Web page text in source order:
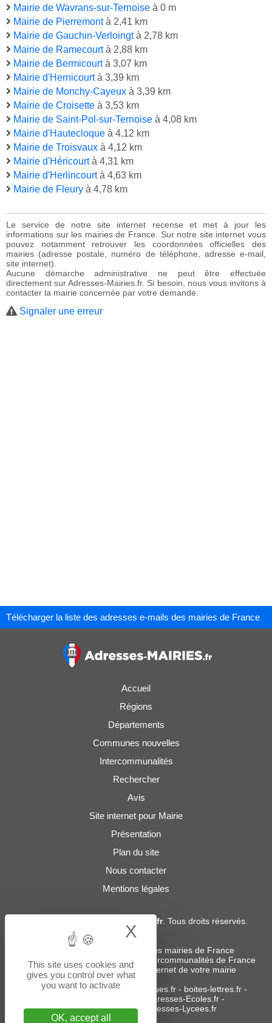
Mairie de Wavrans-sur-Ternoise à 0 m
Mairie de Pierremontà 2,41 km
Mairie de Gauchin-Verloingtà 2,78 km
Mairie de Ramecourtà 2,88 km
Mairie de Bermicourtà 3,07 km
Mairie d'Hernicourtà 3,39 km
Mairie de Monchy-Cayeux à 3,39 km
Mairie de Croisette à 3,53 km
Mairie de Saint-Pol-sur-Ternoise à 4,08 km
Mairie d'Hautecloque à 4,12 km
Mairie de Troisvaux à 4,12 km
Mairie d'Héricourtà 4,31 km
Mairie d'Herlincourtà 4,63 km
Mairie de Fleury à 4,78 km
Le service de notre site internet recense et met à jour les
informations sur les mairies de France. Sur notre site internet vous
pouvez notamment retrouver les coordonnées officielles des
mairies (adresse postale, numéro de téléphone, adresse e-mail,
site internet).
Aucune démarche administrative ne peut être effectuée
directement sur Adresses-Mairies.fr. Si besoin, nous vous invitons à
contacter la mairie concernée par votre demande.
Signaler une erreur
Télécharger la liste des adresses e-mails des mairies de France
Accueil
Régions
Départements
Communes nouvelles
Intercommunalités
Rechercher
Avis
Site internet pour Mairie
Présentation
Plan du site
Nous contacter
Mentions légales
Adresses-Mairies.fr. Tous droits réservés.
Services :
Liste des adresses e-mails des mairies de France
Liste des adresses e-mails des intercommunalités de France
-Création ou refonte du site internet de votre mairie
Sites partenaires:donneespubliques.fr- boites-lettres.fr-
Adresses-Ecoles.fr -
Adresses-Colleges.fr- Adresses-Lycees.fr
This site uses cookies and
gives you control over what
you want to activate
OK, accept all
X